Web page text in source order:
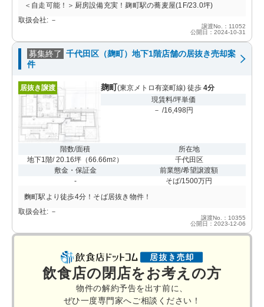
＜自走可能！＞厨房設備充実！麹町駅の蕎麦屋(1F/23.0坪)
取扱会社: －
譲渡No.：11052
公開日：2024-10-31
募集終了 千代田区（麹町）地下1階店舗の居抜き売却案
件
居抜き譲渡 麹町(東京メトロ有楽町線) 徒歩 4分
現賃料/坪単価
－ /16,498円
階数/面積
地下1階/ 20.16坪 （66.66m2 ）
所在地
千代田区
敷金・保証金
-
前業態/希望譲渡額
そば/1500万円
麴町駅より徒歩4分！そば居抜き物件！
取扱会社: －
譲渡No.：10355
公開日：2023-12-06
飲食店の閉店をお考えの方
物件の解約予告を出す前に、
ぜひ一度専門家へご相談ください！